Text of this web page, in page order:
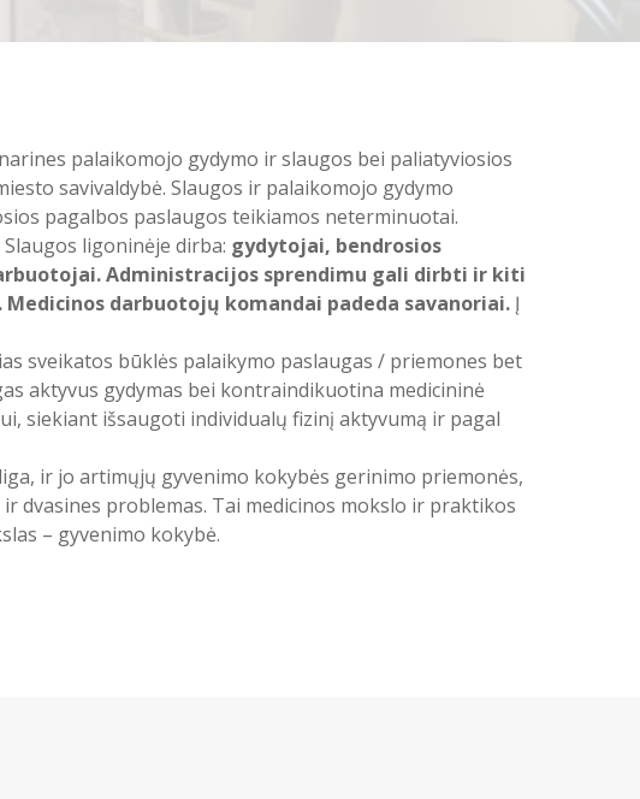
palaikomojo gydymo ir slaugos bei paliatyviosios
savivaldybė. Slaugos ir palaikomojo gydymo
pagalbos paslaugos teikiamos neterminuotai.
ligoninėje dirba: gydytojai, bendrosios
Administracijos sprendimu gali dirbti ir kiti
darbuotojų komandai padeda savanoriai. Į
sveikatos būklės palaikymo paslaugas / priemones bet
aktyvus gydymas bei kontraindikuotina medicininė
siekiant išsaugoti individualų fizinį aktyvumą ir pagal
ir jo artimųjų gyvenimo kokybės gerinimo priemonės,
dvasines problemas. Tai medicinos mokslo ir praktikos
– gyvenimo kokybė.